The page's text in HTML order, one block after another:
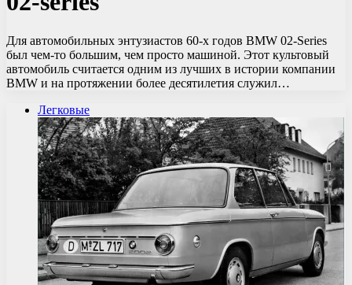
Для автомобильных энтузиастов 60-х годов BMW 02-Series
был чем-то большим, чем просто машиной. Этот культовый
автомобиль считается одним из лучших в истории компании
BMW и на протяжении более десятилетия служил…
Легковые